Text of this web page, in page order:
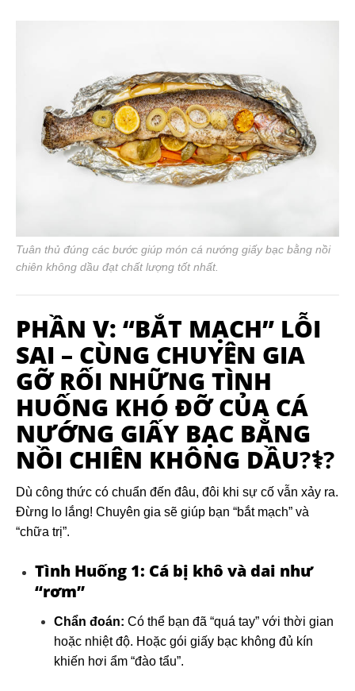
Tuân thủ đúng các bước giúp món cá nướng giấy bạc bằng nồi
chiên không dầu đạt chất lượng tốt nhất.
PHẦN V: “BẮT MẠCH” LỖI
SAI – CÙNG CHUYÊN GIA
GỠ RỐI NHỮNG TÌNH
HUỐNG KHÓ ĐỠ CỦA CÁ
NƯỚNG GIẤY BẠC BẰNG
NỒI CHIÊN KHÔNG DẦU?‍⚕️?
Dù công thức có chuẩn đến đâu, đôi khi sự cố vẫn xảy ra.
Đừng lo lắng! Chuyên gia sẽ giúp bạn “bắt mạch” và
“chữa trị”.
Tình Huống 1: Cá bị khô và dai như
“rơm”
Chẩn đoán: Có thể bạn đã “quá tay” với thời gian
hoặc nhiệt độ. Hoặc gói giấy bạc không đủ kín
khiến hơi ẩm “đào tẩu”.